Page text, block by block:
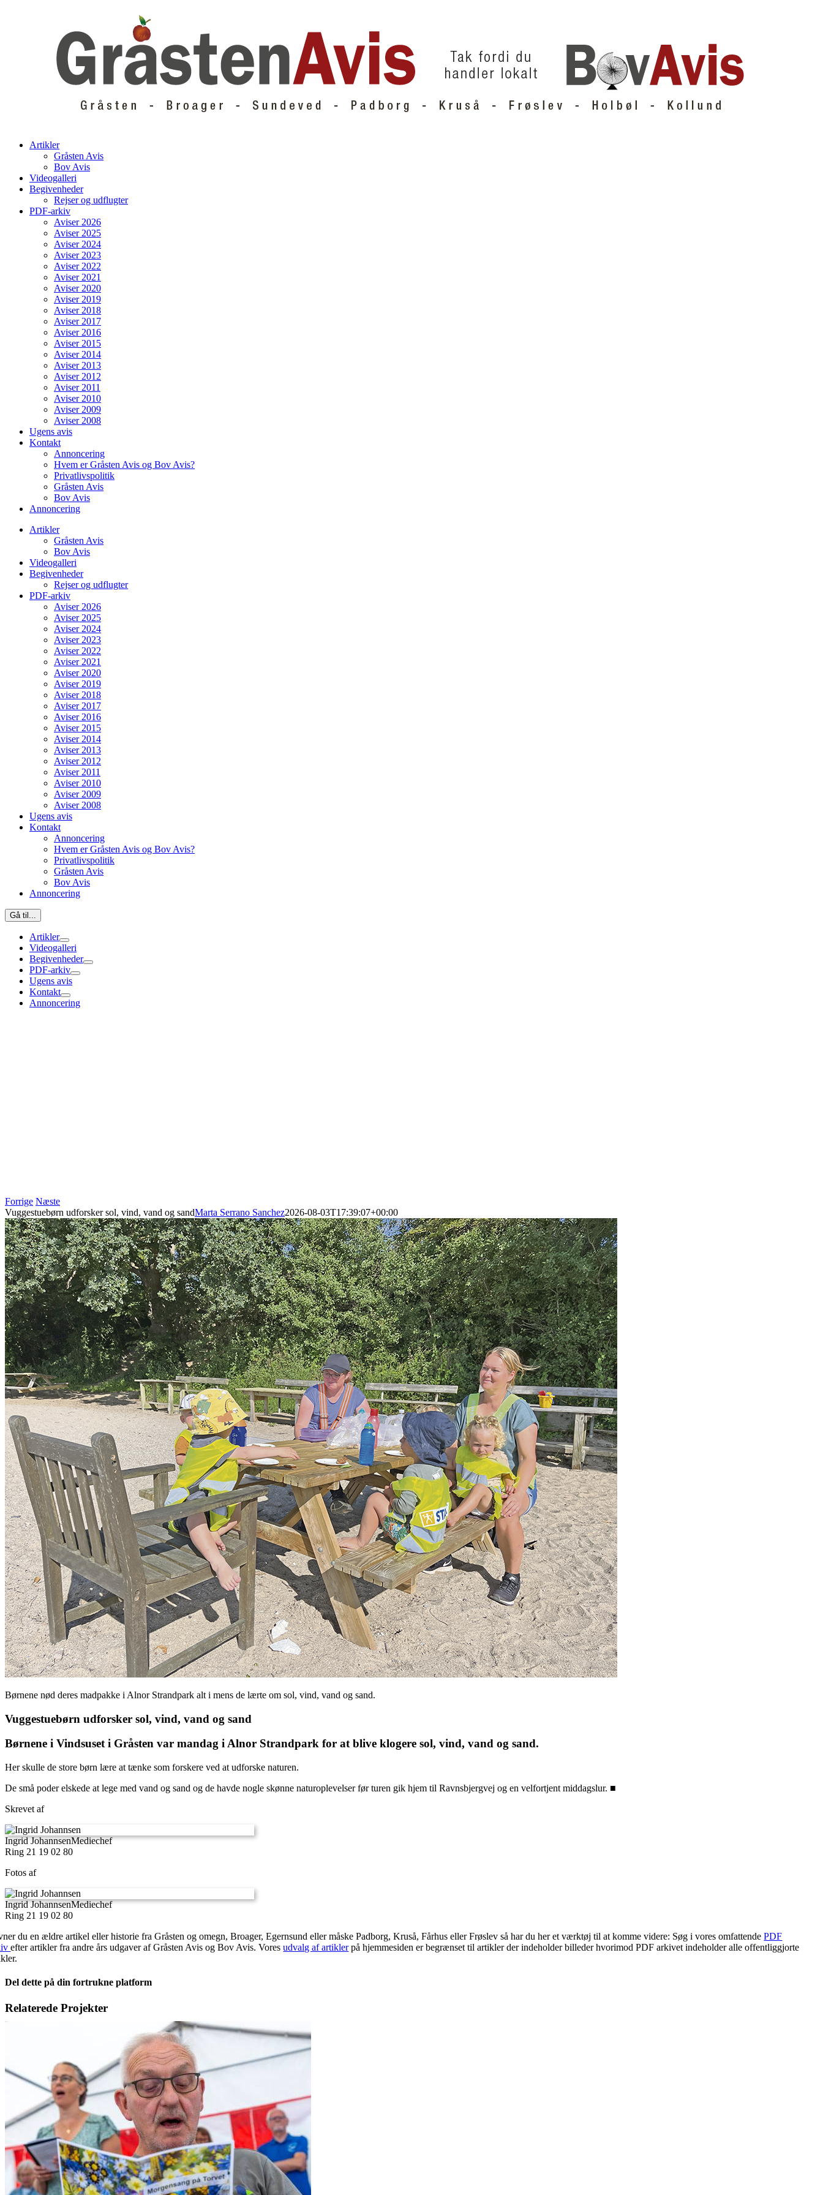
Artikler
Gråsten Avis
Bov Avis
Videogalleri
Begivenheder
Rejser og udflugter
PDF-arkiv
Aviser 2026
Aviser 2025
Aviser 2024
Aviser 2023
Aviser 2022
Aviser 2021
Aviser 2020
Aviser 2019
Aviser 2018
Aviser 2017
Aviser 2016
Aviser 2015
Aviser 2014
Aviser 2013
Aviser 2012
Aviser 2011
Aviser 2010
Aviser 2009
Aviser 2008
Ugens avis
Kontakt
Annoncering
Hvem er Gråsten Avis og Bov Avis?
Privatlivspolitik
Gråsten Avis
Bov Avis
Annoncering
Artikler
Gråsten Avis
Bov Avis
Videogalleri
Begivenheder
Rejser og udflugter
PDF-arkiv
Aviser 2026
Aviser 2025
Aviser 2024
Aviser 2023
Aviser 2022
Aviser 2021
Aviser 2020
Aviser 2019
Aviser 2018
Aviser 2017
Aviser 2016
Aviser 2015
Aviser 2014
Aviser 2013
Aviser 2012
Aviser 2011
Aviser 2010
Aviser 2009
Aviser 2008
Ugens avis
Kontakt
Annoncering
Hvem er Gråsten Avis og Bov Avis?
Privatlivspolitik
Gråsten Avis
Bov Avis
Annoncering
Gå til...
Artikler
Videogalleri
Begivenheder
PDF-arkiv
Ugens avis
Kontakt
Annoncering
Forrige Næste
Vuggestuebørn udforsker sol, vind, vand og sandMarta Serrano Sanchez2026-08-03T17:39:07+00:00
Børnene nød deres madpakke i Alnor Strandpark alt i mens de lærte om sol, vind, vand og sand.
Vuggestuebørn udforsker sol, vind, vand og sand
Børnene i Vindsuset i Gråsten var mandag i Alnor Strandpark for at blive klogere sol, vind, vand og sand.
Her skulle de store børn lære at tænke som forskere ved at udforske naturen.
De små poder elskede at lege med vand og sand og de havde nogle skønne naturoplevelser før turen gik hjem til Ravnsbjergvej og en velfortjent middagslur. ■
Skrevet af
Ingrid JohannsenMediechef
Ring 21 19 02 80
Fotos af
Ingrid JohannsenMediechef
Ring 21 19 02 80
du en ældre artikel eller historie fra Gråsten og omegn, Broager, Egernsund eller måske Padborg, Kruså, Fårhus eller Frøslev så har du her et værktøj til at komme videre: Søg i vores omfattendePDF
efter artikler fra andre års udgaver af Gråsten Avis og Bov Avis. Voresudvalg af artiklerpå hjemmesiden er begrænset til artikler der indeholder billeder hvorimod PDF arkivet indeholder alle offentliggjorte
Del dette på din fortrukne platform
Facebook
X
LinkedIn
E-
Relaterede Projekter